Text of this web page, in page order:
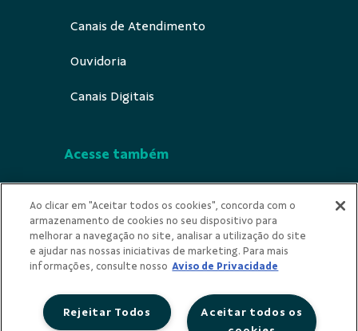
Canais de Atendimento
Ouvidoria
Canais Digitais
Acesse também
Indícios de Ilicitude
Privacidade
Ao clicar em "Aceitar todos os cookies", concorda com o
armazenamento de cookies no seu dispositivo para
melhorar a navegação no site, analisar a utilização do site
e ajudar nas nossas iniciativas de marketing. Para mais
informações, consulte nosso Aviso de Privacidade
Aceitar todos os
Rejeitar Todos